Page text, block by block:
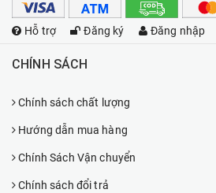
Hỗ trợ Đăng ký Đăng nhập
CHÍNH SÁCH
Chính sách chất lượng
Hướng dẫn mua hàng
Chính Sách Vận chuyển
Chính sách đổi trả